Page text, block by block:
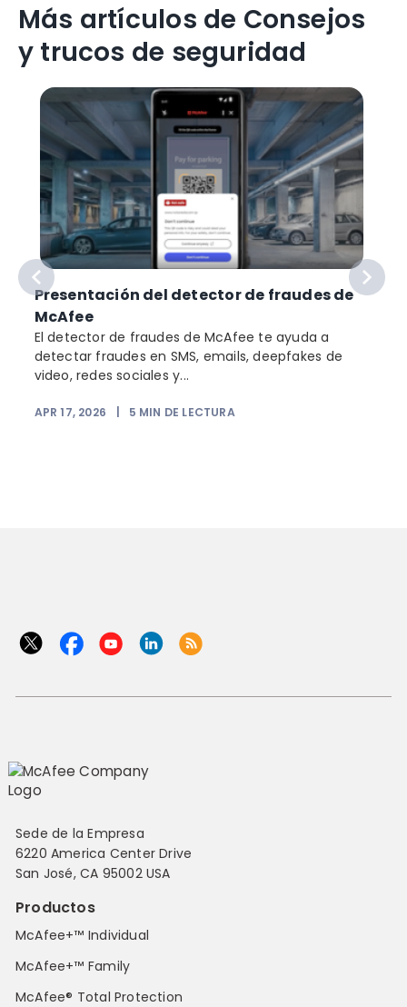
Más artículos de Consejos
y trucos de seguridad
Presentación del detector de fraudes de
McAfee
El detector de fraudes de McAfee te ayuda a
detectar fraudes en SMS, emails, deepfakes de
video, redes sociales y...
APR 17, 2026 5 MIN DE LECTURA
Sede de la Empresa
6220 America Center Drive
San José, CA 95002 USA
Productos
McAfee+™ Individual
McAfee+™ Family
McAfee® Total Protection